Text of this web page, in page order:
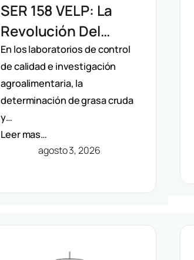
SER 158 VELP: La
Revolución Del
Extractor
Automático De
Solventes Por
Método Randall
En los laboratorios de control
de calidad e investigación
agroalimentaria, la
determinación de grasa cruda
y…
Leer mas…
agosto 3, 2026